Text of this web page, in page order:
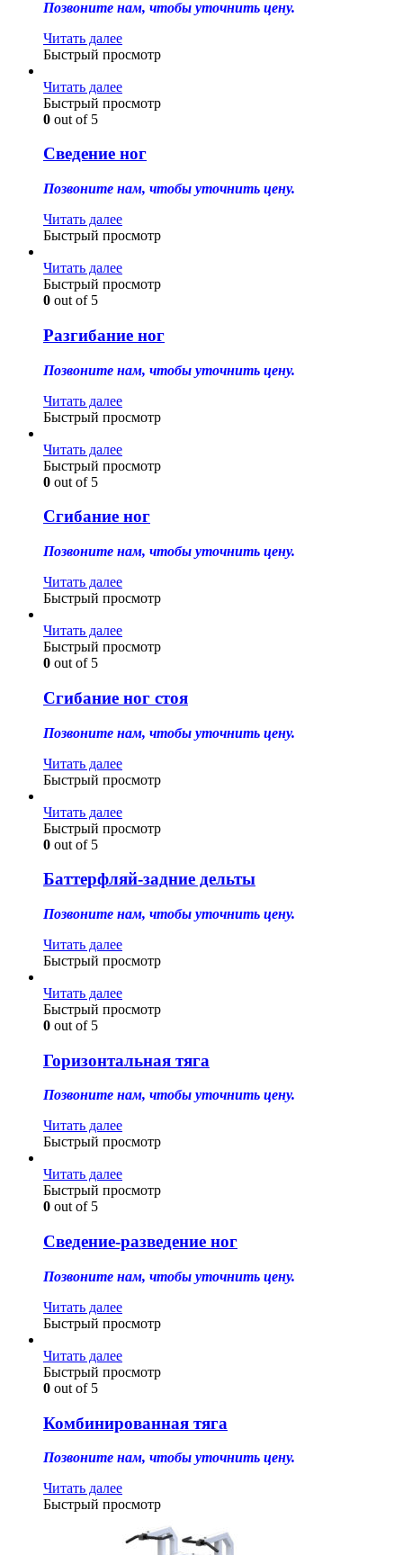
Позвоните нам, чтобы уточнить цену.
Читать далее
Быстрый просмотр
Читать далее
Быстрый просмотр
0 out of 5
Сведение ног
Позвоните нам, чтобы уточнить цену.
Читать далее
Быстрый просмотр
Читать далее
Быстрый просмотр
0 out of 5
Разгибание ног
Позвоните нам, чтобы уточнить цену.
Читать далее
Быстрый просмотр
Читать далее
Быстрый просмотр
0 out of 5
Сгибание ног
Позвоните нам, чтобы уточнить цену.
Читать далее
Быстрый просмотр
Читать далее
Быстрый просмотр
0 out of 5
Сгибание ног стоя
Позвоните нам, чтобы уточнить цену.
Читать далее
Быстрый просмотр
Читать далее
Быстрый просмотр
0 out of 5
Баттерфляй-задние дельты
Позвоните нам, чтобы уточнить цену.
Читать далее
Быстрый просмотр
Читать далее
Быстрый просмотр
0 out of 5
Горизонтальная тяга
Позвоните нам, чтобы уточнить цену.
Читать далее
Быстрый просмотр
Читать далее
Быстрый просмотр
0 out of 5
Сведение-разведение ног
Позвоните нам, чтобы уточнить цену.
Читать далее
Быстрый просмотр
Читать далее
Быстрый просмотр
0 out of 5
Комбинированная тяга
Позвоните нам, чтобы уточнить цену.
Читать далее
Быстрый просмотр